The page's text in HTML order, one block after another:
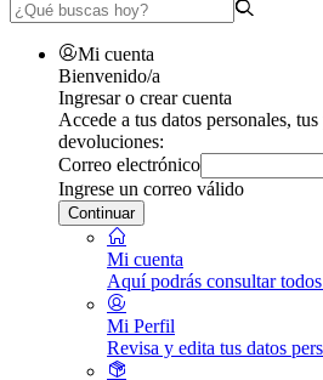
Mi cuenta
Bienvenido/a
Ingresar o crear cuenta
Accede a tus datos personales,
devoluciones:
Correo electrónico
Ingrese un correo válido
Continuar
Mi cuenta
Aquí podrás consultar
Mi Perfil
Revisa y edita tus datos